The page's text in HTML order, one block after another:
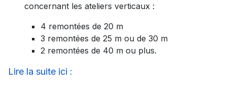
concernant les ateliers verticaux :
4 remontées de 20 m
3 remontées de 25 m ou de 30 m
2 remontées de 40 m ou plus.
Lire la suite ici :